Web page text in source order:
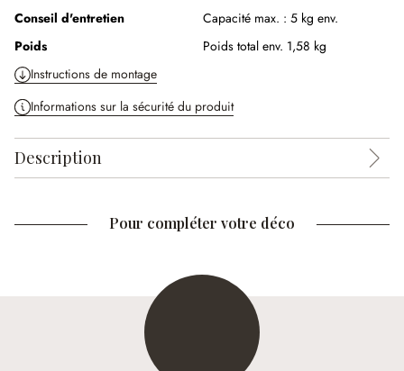
Conseil d'entretien
Capacité max. : 5 kg env.
Poids
Poids total env. 1,58 kg
Instructions de montage
Informations sur la sécurité du produit
Description
Pour compléter votre déco